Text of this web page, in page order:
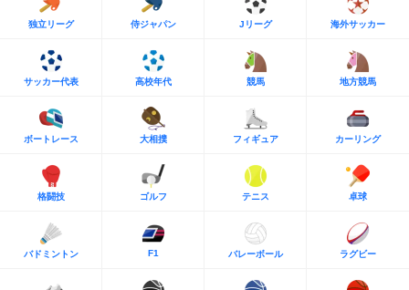
独立リーグ 侍ジャパン Jリーグ 海外サッカー
サッカー代表 高校年代 競馬 地方競馬
ボートレース 大相撲 フィギュア カーリング
格闘技 ゴルフ テニス 卓球
バドミントン F1 バレーボール ラグビー